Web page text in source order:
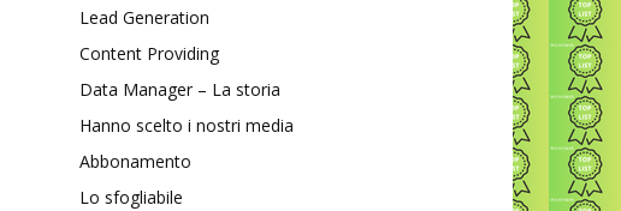
Lead Generation
Content Providing
Data Manager – La storia
Hanno scelto i nostri media
Abbonamento
Lo sfogliabile